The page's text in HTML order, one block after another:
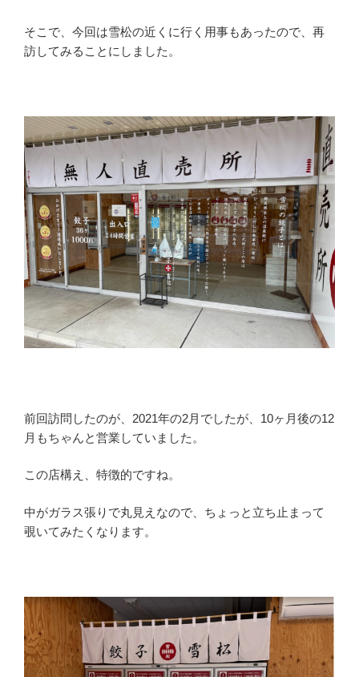
そこで、今回は雪松の近くに行く用事もあったので、再
訪してみることにしました。
前回訪問したのが、2021年の2月でしたが、10ヶ月後の12
月もちゃんと営業していました。
この店構え、特徴的ですね。
中がガラス張りで丸見えなので、ちょっと立ち止まって
覗いてみたくなります。